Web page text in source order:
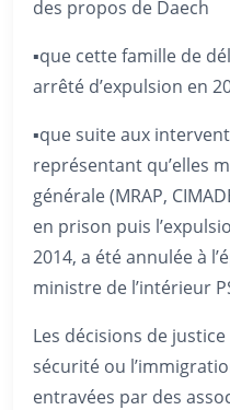
des propos de Daech
▪️que cette famille de
arrêté d’expulsion en
▪️que suite aux
représentant qu’elles
générale (MRAP,
en prison puis
2014, a été annulée à
ministre de l’intérieur
Les décisions de
sécurité ou
entravées par des